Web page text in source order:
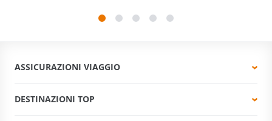
ASSICURAZIONI VIAGGIO
DESTINAZIONI TOP